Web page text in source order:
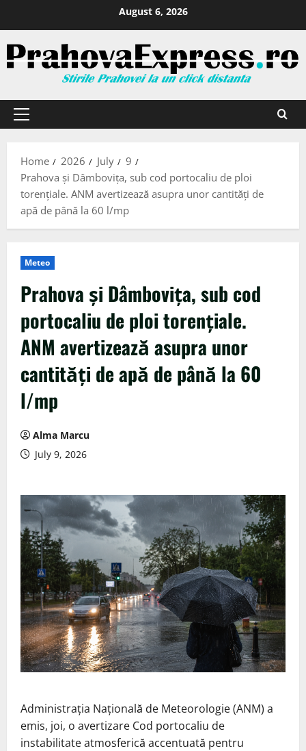
August 6, 2026
Home 2026 July
9
Prahova și Dâmbovița, sub cod portocaliu de ploi
torențiale. ANM avertizează asupra unor cantități de
apă de până la 60 l/mp
Meteo
Prahova și Dâmbovița, sub cod
portocaliu de ploi torențiale.
ANM avertizează asupra unor
cantități de apă de până la 60
l/mp
Alma Marcu
July 9, 2026
Administrația Națională de Meteorologie (ANM) a
emis, joi, o avertizare Cod portocaliu de
instabilitate atmosferică accentuată pentru